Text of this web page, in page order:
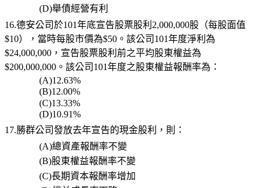
(D)舉債經營有利
16.德安公司於101年底宣告股票股利 2,000,000股（每股面值
$10），當時每股市價為$50 。該公司 101年度淨利為
$24,000,000 ，宣告股票股利前之平均股東權益為
$200,000,000 。該公司 101年度之股東權益報酬率為：
(A)12.63%
(B)12.00%
(C)13.33%
(D)10.91%
17.勝群公司發放去年宣告的現金股利，則：
(A)總資產報酬率不變
(B)股東權益報酬率不變
(C)長期資本報酬率增加